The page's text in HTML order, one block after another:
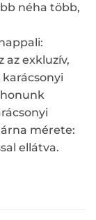
néha több,
az exkluzív,
mérete:
ellátva.